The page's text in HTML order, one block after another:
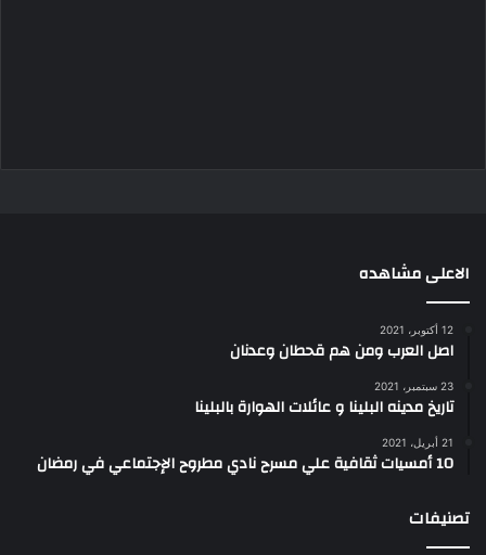
الاعلى مشاهده
12 أكتوبر، 2021
اصل العرب ومن هم قحطان وعدنان
23 سبتمبر، 2021
تاريخ مدينه البلينا و عائلات الهوارة بالبلينا
21 أبريل، 2021
10 أمسيات ثقافية علي مسرح نادي مطروح الإجتماعي في رمضان
تصنيفات